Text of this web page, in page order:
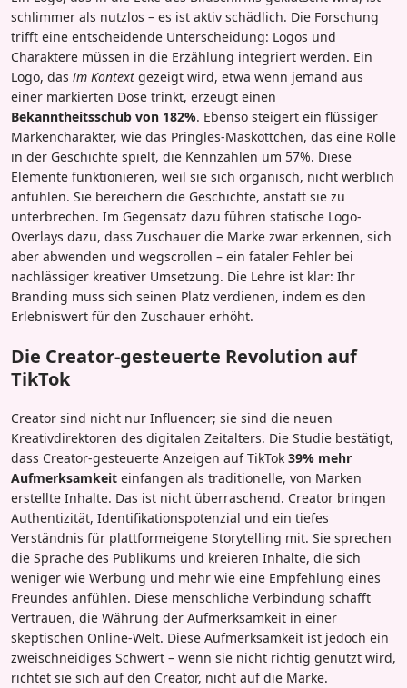
schlimmer als nutzlos – es ist aktiv schädlich. Die Forschung
trifft eine entscheidende Unterscheidung: Logos und
Charaktere müssen in die Erzählung integriert werden. Ein
Logo, das im Kontext gezeigt wird, etwa wenn jemand aus
einer markierten Dose trinkt, erzeugt einen
Bekanntheitsschub von 182%. Ebenso steigert ein flüssiger
Markencharakter, wie das Pringles-Maskottchen, das eine Rolle
in der Geschichte spielt, die Kennzahlen um 57%. Diese
Elemente funktionieren, weil sie sich organisch, nicht werblich
anfühlen. Sie bereichern die Geschichte, anstatt sie zu
unterbrechen. Im Gegensatz dazu führen statische Logo-
Overlays dazu, dass Zuschauer die Marke zwar erkennen, sich
aber abwenden und wegscrollen – ein fataler Fehler bei
nachlässiger kreativer Umsetzung. Die Lehre ist klar: Ihr
Branding muss sich seinen Platz verdienen, indem es den
Erlebniswert für den Zuschauer erhöht.
Die Creator-gesteuerte Revolution auf
TikTok
Creator sind nicht nur Influencer; sie sind die neuen
Kreativdirektoren des digitalen Zeitalters. Die Studie bestätigt,
dass Creator-gesteuerte Anzeigen auf TikTok 39% mehr
Aufmerksamkeit einfangen als traditionelle, von Marken
erstellte Inhalte. Das ist nicht überraschend. Creator bringen
Authentizität, Identifikationspotenzial und ein tiefes
Verständnis für plattformeigene Storytelling mit. Sie sprechen
die Sprache des Publikums und kreieren Inhalte, die sich
weniger wie Werbung und mehr wie eine Empfehlung eines
Freundes anfühlen. Diese menschliche Verbindung schafft
Vertrauen, die Währung der Aufmerksamkeit in einer
skeptischen Online-Welt. Diese Aufmerksamkeit ist jedoch ein
zweischneidiges Schwert – wenn sie nicht richtig genutzt wird,
richtet sie sich auf den Creator, nicht auf die Marke.